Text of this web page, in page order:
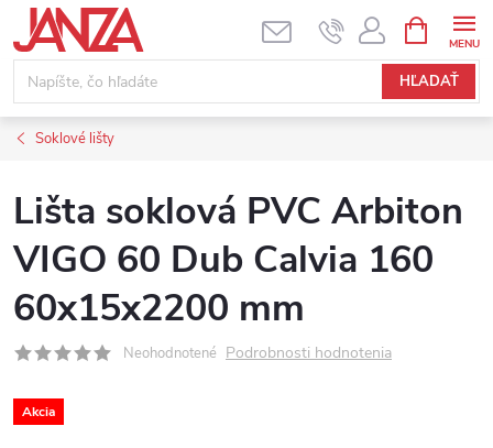
Prejsť na obsah
HĽADAŤ
Soklové lišty
Lišta soklová PVC Arbiton
VIGO 60 Dub Calvia 160
60x15x2200 mm
Neohodnotené Podrobnosti hodnotenia
Akcia